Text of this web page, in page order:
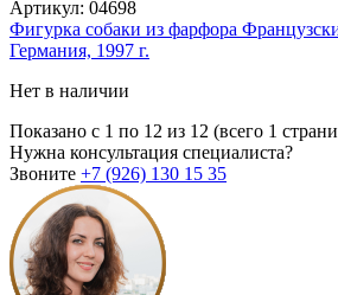
Артикул: 04698
Фигурка собаки из фарфора
Германия, 1997 г.
Нет в наличии
Показано с 1 по 12 из 12 (всего 1
Нужна консультация специалиста?
Звоните +7 (926) 130 15 35